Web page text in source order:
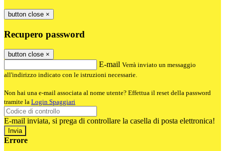
button close ×
Recupero password
button close ×
E-mail Verrà inviato un messaggio
all'indirizzo indicato con le istruzioni necessarie.
Non hai una e-mail associata al nome utente? Effettua il reset della password
tramite la Login Spaggiari
E-mail inviata, si prega di controllare la casella di posta elettronica!
Errore